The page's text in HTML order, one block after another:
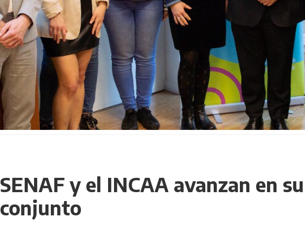
SENAF y el INCAA avanzan en
conjunto